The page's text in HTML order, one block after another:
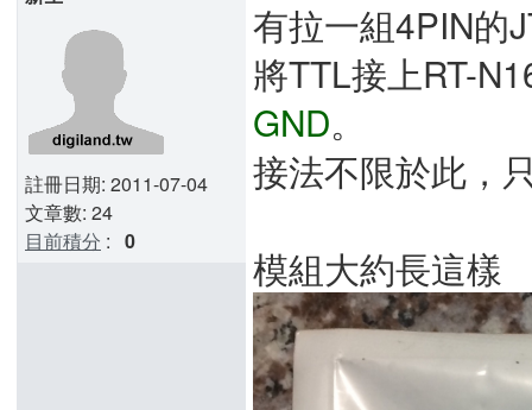
註冊日期: 2011-07-04
文章數: 24
目前積分 : 0
有拉一組4PIN的
將TTL接上RT-
GND。
接法不限於此，
模組大約長這樣